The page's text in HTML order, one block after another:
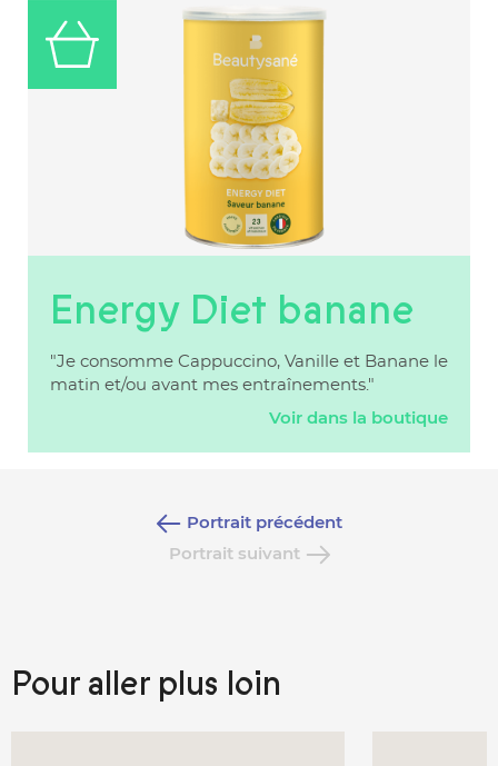
Energy Diet banane
"Je consomme Cappuccino, Vanille et Banane le
matin et/ou avant mes entraînements."
Voir dans la boutique
Portrait précédent
Portrait suivant
Pour aller plus loin